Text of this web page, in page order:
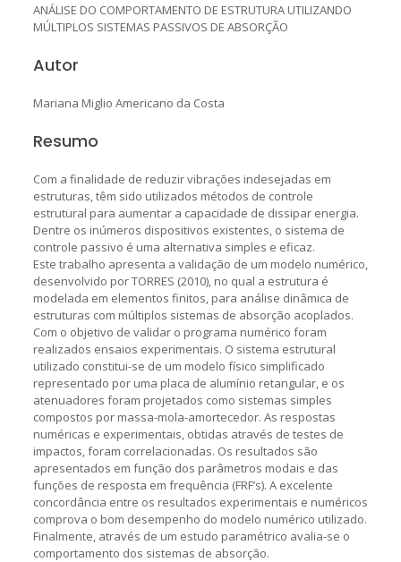
ANÁLISE DO COMPORTAMENTO DE ESTRUTURA UTILIZANDO
MÚLTIPLOS SISTEMAS PASSIVOS DE ABSORÇÃO
Autor
Mariana Miglio Americano da Costa
Resumo
Com a finalidade de reduzir vibrações indesejadas em
estruturas, têm sido utilizados métodos de controle
estrutural para aumentar a capacidade de dissipar energia.
Dentre os inúmeros dispositivos existentes, o sistema de
controle passivo é uma alternativa simples e eficaz.
Este trabalho apresenta a validação de um modelo numérico,
desenvolvido por TORRES (2010), no qual a estrutura é
modelada em elementos finitos, para análise dinâmica de
estruturas com múltiplos sistemas de absorção acoplados.
Com o objetivo de validar o programa numérico foram
realizados ensaios experimentais. O sistema estrutural
utilizado constitui-se de um modelo físico simplificado
representado por uma placa de alumínio retangular, e os
atenuadores foram projetados como sistemas simples
compostos por massa-mola-amortecedor. As respostas
numéricas e experimentais, obtidas através de testes de
impactos, foram correlacionadas. Os resultados são
apresentados em função dos parâmetros modais e das
funções de resposta em frequência (FRF’s). A excelente
concordância entre os resultados experimentais e numéricos
comprova o bom desempenho do modelo numérico utilizado.
Finalmente, através de um estudo paramétrico avalia-se o
comportamento dos sistemas de absorção.